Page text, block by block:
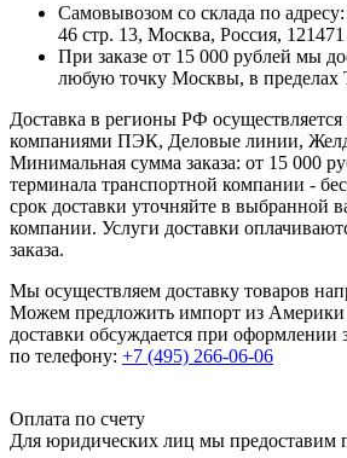
Самовывозом со склада по
46 стр. 13, Москва, Россия, 121471
При заказе от 15 000 рублей мы
любую точку Москвы, в
Доставка в регионы РФ
компаниями ПЭК, Деловые линии,
Минимальная сумма заказа: от 15 000
терминала транспортной компании -
срок доставки уточняйте в выбранной
компании. Услуги доставки
заказа.
Мы осуществляем доставку товаров
Можем предложить импорт из Америки
доставки обсуждается при оформлении
по телефону: +7 (495) 266-06-06
Оплата по счету
Для юридических лиц мы предоставим